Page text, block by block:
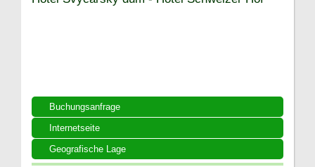
Buchungsanfrage
Internetseite
Geografische Lage